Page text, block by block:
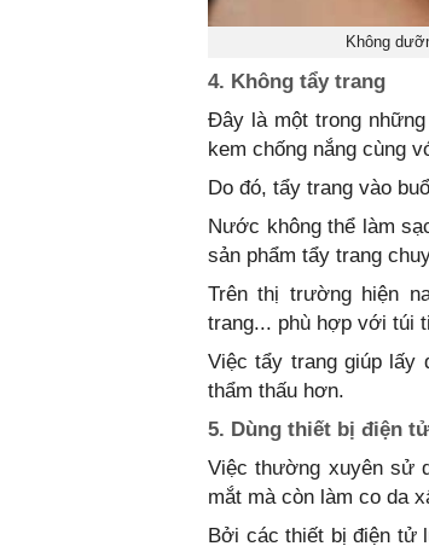
Không
4. Không tẩy trang
Đây là một trong
kem chống nắng cùng
Do đó, tẩy trang vào
Nước không thể làm
sản phẩm tẩy trang
Trên thị trường hiện
trang... phù hợp với túi
Việc tẩy trang giúp lấy
thẩm thấu hơn.
5. Dùng thiết bị điện
Việc thường xuyên sử
mắt mà còn làm co da
Bởi các thiết bị điện tử